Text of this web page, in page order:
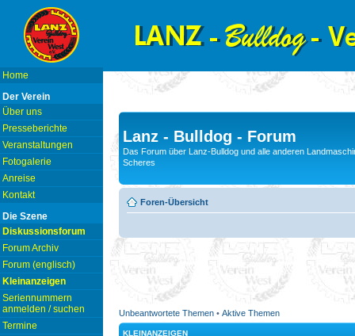
Home
Der Verein
Über uns
Presseberichte
Veranstaltungen
Fotogalerie
Anreise
Kontakt
Die Szene
Diskussionsforum
Forum Archiv
Forum (englisch)
Kleinanzeigen
Seriennummern
anmelden / suchen
Termine
Lanz - Bulldog - Forum
Das Forum über Lanz-Bulldog und alle anderen
Scheres
Foren-Übersicht
Unbeantwortete Themen • Aktive Themen
KLEINANZEIGEN